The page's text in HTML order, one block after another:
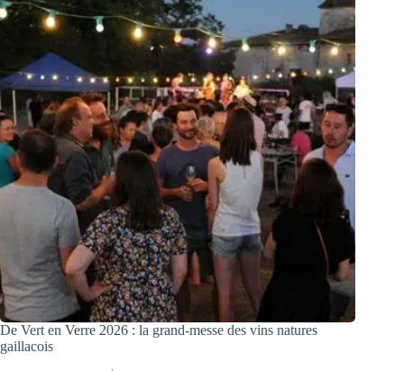
De Vert en Verre 2026 : la grand-messe des vins natures
gaillacois